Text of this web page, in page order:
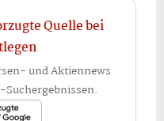
Quelle bei
und Aktiennews